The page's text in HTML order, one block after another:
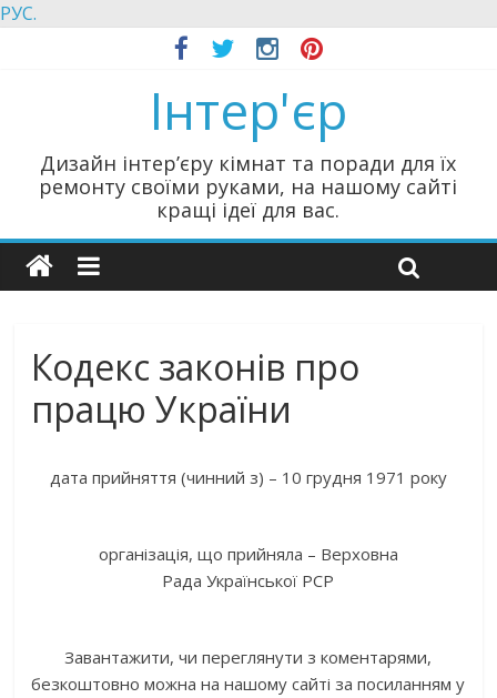
РУС.
Інтер'єр
Дизайн інтер’єру кімнат та поради для їх
ремонту своїми руками, на нашому сайті
кращі ідеї для вас.
Кодекс законів про
працю України
дата прийняття (чинний з) – 10 грудня 1971 року
організація, що прийняла – Верховна
Рада Української РСР
Завантажити, чи переглянути з коментарями,
безкоштовно можна на нашому сайті за посиланням у